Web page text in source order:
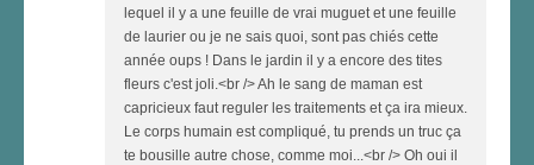
lequel il y a une feuille de vrai muguet et une feuille
de laurier ou je ne sais quoi, sont pas chiés cette
année oups ! Dans le jardin il y a encore des tites
fleurs c'est joli.<br /> Ah le sang de maman est
capricieux faut reguler les traitements et ça ira mieux.
Le corps humain est compliqué, tu prends un truc ça
te bousille autre chose, comme moi...<br /> Oh oui il